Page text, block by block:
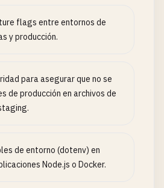
flags entre entornos de
y producción.
para asegurar que no se
de producción en archivos de
de entorno (dotenv) en
Node.js o Docker.